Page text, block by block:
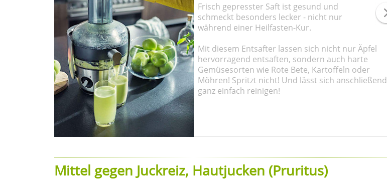
Frisch gepresster Saft ist gesund und
schmeckt besonders lecker - nicht nur
während einer Heilfasten-Kur.
Mit diesem Entsafter lassen sich nicht nur Äpfel
hervorragend entsaften, sondern auch harte
Gemüsesorten wie Rote Bete, Kartoffeln oder
Möhren! Spritzt nicht! Und lässt sich anschließend
ganz einfach reinigen!
Mittel gegen Juckreiz, Hautjucken (Pruritus)